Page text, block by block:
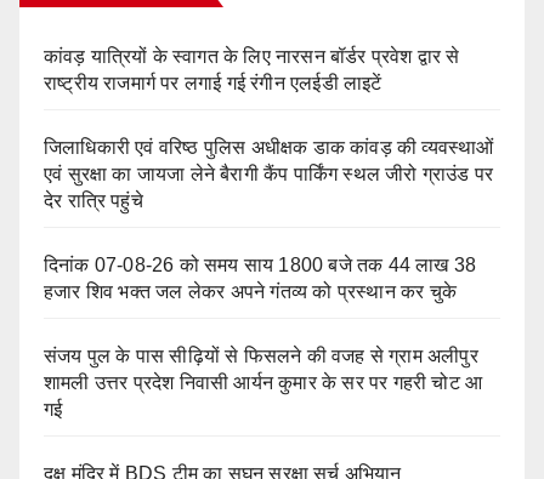
कांवड़ यात्रियों के स्वागत के लिए नारसन बॉर्डर प्रवेश द्वार से
राष्ट्रीय राजमार्ग पर लगाई गई रंगीन एलईडी लाइटें
जिलाधिकारी एवं वरिष्ठ पुलिस अधीक्षक डाक कांवड़ की व्यवस्थाओं
एवं सुरक्षा का जायजा लेने बैरागी कैंप पार्किंग स्थल जीरो ग्राउंड पर
देर रात्रि पहुंचे
दिनांक 07-08-26 को समय साय 1800 बजे तक 44 लाख 38
हजार शिव भक्त जल लेकर अपने गंतव्य को प्रस्थान कर चुके
संजय पुल के पास सीढ़ियों से फिसलने की वजह से ग्राम अलीपुर
शामली उत्तर प्रदेश निवासी आर्यन कुमार के सर पर गहरी चोट आ
गई
दक्ष मंदिर में BDS टीम का सघन सुरक्षा सर्च अभियान